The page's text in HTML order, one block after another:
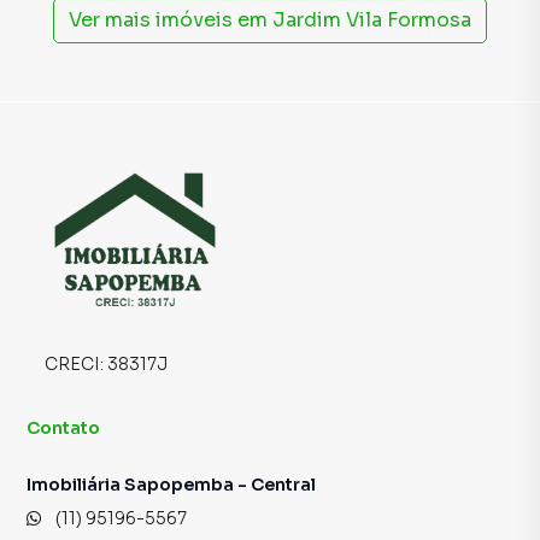
Ver mais imóveis em Jardim Vila Formosa
CRECI: 38317J
Contato
Imobiliária Sapopemba - Central
(11) 95196-5567